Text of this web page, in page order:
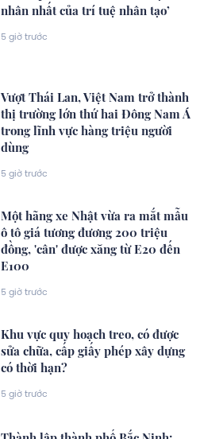
nhân nhất của trí tuệ nhân tạo’
5 giờ trước
Vượt Thái Lan, Việt Nam trở thành
thị trường lớn thứ hai Đông Nam Á
trong lĩnh vực hàng triệu người
dùng
5 giờ trước
Một hãng xe Nhật vừa ra mắt mẫu
ô tô giá tương đương 200 triệu
đồng, 'cân' được xăng từ E20 đến
E100
5 giờ trước
Khu vực quy hoạch treo, có được
sửa chữa, cấp giấy phép xây dựng
có thời hạn?
5 giờ trước